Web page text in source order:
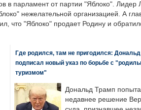
в парламент от партии "Яблоко".
нежелательной организацией. А
что "Яблоко" продает Родину и
Где родился, там не пригодился:
подписал новый указ по борьбе с
туризмом"
Дональд Трамп
недавнее решение